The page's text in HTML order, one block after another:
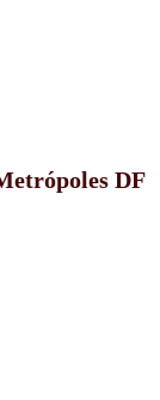
DF